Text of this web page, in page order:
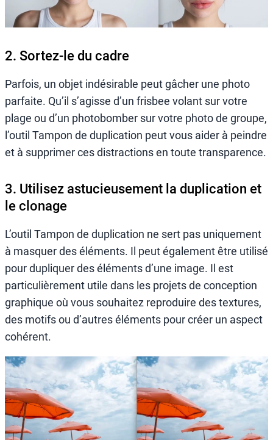
2. Sortez-le du cadre
Parfois, un objet indésirable peut gâcher une photo
parfaite. Qu’il s’agisse d’un frisbee volant sur votre
plage ou d’un photobomber sur votre photo de groupe,
l’outil Tampon de duplication peut vous aider à peindre
et à supprimer ces distractions en toute transparence.
3. Utilisez astucieusement la duplication et
le clonage
L’outil Tampon de duplication ne sert pas uniquement
à masquer des éléments. Il peut également être utilisé
pour dupliquer des éléments d’une image. Il est
particulièrement utile dans les projets de conception
graphique où vous souhaitez reproduire des textures,
des motifs ou d’autres éléments pour créer un aspect
cohérent.